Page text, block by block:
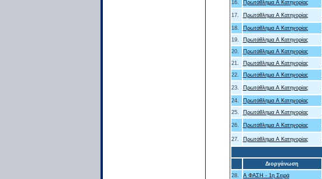
16.
Πρωτάθλημα Α Κατηγορίας
17. Πρωτάθλημα Α Κατηγορίας
18. Πρωτάθλημα Α Κατηγορίας
19.
Πρωτάθλημα Α Κατηγορίας
20.
Πρωτάθλημα Α Κατηγορίας
21.
Πρωτάθλημα Α Κατηγορίας
22.
Πρωτάθλημα Α Κατηγορίας
23. Πρωτάθλημα Α Κατηγορίας
24. Πρωτάθλημα Α Κατηγορίας
25.
Πρωτάθλημα Α Κατηγορίας
26. Πρωτάθλημα Α Κατηγορίας
27. Πρωτάθλημα Α Κατηγορίας
Διοργάνωση
28.
Α ΦΑΣΗ - 1η Σειρά